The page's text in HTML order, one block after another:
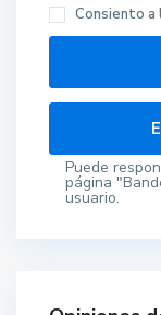
Consiento a
Puede
página
usuario.